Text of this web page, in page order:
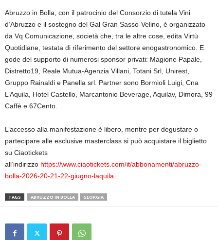
Abruzzo in Bolla, con il patrocinio del Consorzio di tutela Vini
d’Abruzzo e il sostegno del Gal Gran Sasso-Velino, è organizzato
da Vq Comunicazione, società che, tra le altre cose, edita Virtù
Quotidiane, testata di riferimento del settore enogastronomico. E
gode del supporto di numerosi sponsor privati: Magione Papale,
Distretto19, Reale Mutua-Agenzia Villani, Totani Srl, Unirest,
Gruppo Rainaldi e Panella srl. Partner sono Bormioli Luigi, Cna
L’Aquila, Hotel Castello, Marcantonio Beverage, Aquilav, Dimora, 99
Caffè e 67Cento.
L’accesso alla manifestazione è libero, mentre per degustare o
partecipare alle esclusive masterclass si può acquistare il biglietto
su Ciaotickets
all’indirizzo https://www.ciaotickets.com/it/abbonamenti/abruzzo-
bolla-2026-20-21-22-giugno-laquila
TAGS ABRUZZO IN BOLLA GEORGIA